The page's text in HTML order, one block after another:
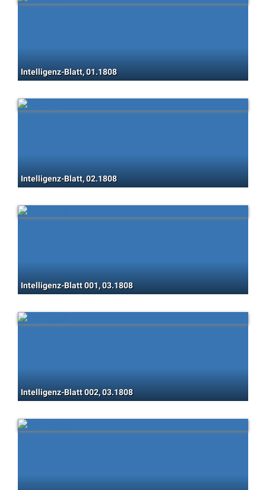
Intelligenz-Blatt, 01.1808
Intelligenz-Blatt, 02.1808
Intelligenz-Blatt 001, 03.1808
Intelligenz-Blatt 002, 03.1808